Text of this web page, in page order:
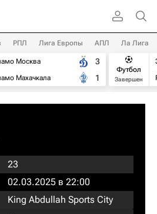
РПЛ Лига Европы АПЛ Ла Лига
Москва
Махачкала
3
1
Футбол
Завершен
23
02.03.2025 в 22:00
King Abdullah Sports City